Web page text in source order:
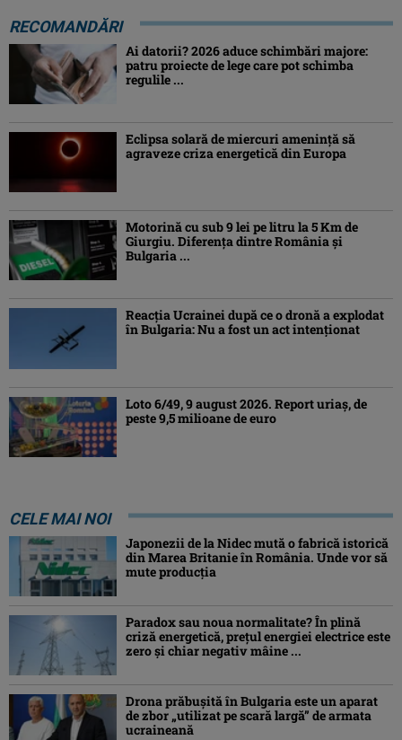
RECOMANDĂRI
Ai datorii? 2026 aduce schimbări majore:
patru proiecte de lege care pot schimba
regulile ...
Eclipsa solară de miercuri ameninţă să
agraveze criza energetică din Europa
Motorină cu sub 9 lei pe litru la 5 Km de
Giurgiu. Diferența dintre România și
Bulgaria ...
Reacția Ucrainei după ce o dronă a explodat
în Bulgaria: Nu a fost un act intenționat
Loto 6/49, 9 august 2026. Report uriaș, de
peste 9,5 milioane de euro
CELE MAI NOI
Japonezii de la Nidec mută o fabrică istorică
din Marea Britanie în România. Unde vor să
mute producția
Paradox sau noua normalitate? În plină
criză energetică, prețul energiei electrice este
zero și chiar negativ mâine ...
Drona prăbuşită în Bulgaria este un aparat
de zbor „utilizat pe scară largă” de armata
ucraineană